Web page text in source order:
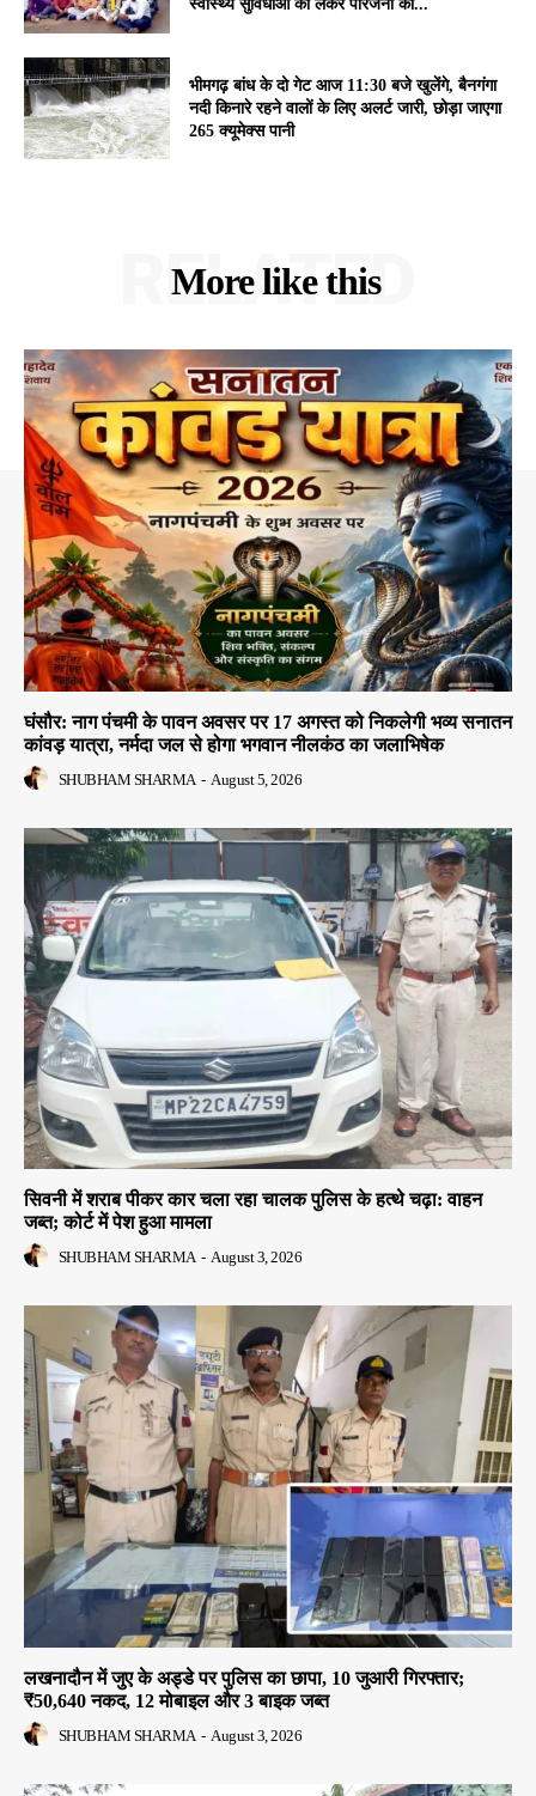
स्वास्थ्य सुविधाओं को लेकर परिजनों का...
भीमगढ़ बांध के दो गेट आज 11:30 बजे खुलेंगे, बैनगंगा
नदी किनारे रहने वालों के लिए अलर्ट जारी, छोड़ा जाएगा
265 क्यूमेक्स पानी
More like this
RELATED
घंसौर: नाग पंचमी के पावन अवसर पर 17 अगस्त को निकलेगी भव्य सनातन
कांवड़ यात्रा, नर्मदा जल से होगा भगवान नीलकंठ का जलाभिषेक
SHUBHAM SHARMA - August 5, 2026
सिवनी में शराब पीकर कार चला रहा चालक पुलिस के हत्थे चढ़ा: वाहन
जब्त; कोर्ट में पेश हुआ मामला
SHUBHAM SHARMA - August 3, 2026
लखनादौन में जुए के अड्डे पर पुलिस का छापा, 10 जुआरी गिरफ्तार;
₹50,640 नकद, 12 मोबाइल और 3 बाइक जब्त
SHUBHAM SHARMA - August 3, 2026